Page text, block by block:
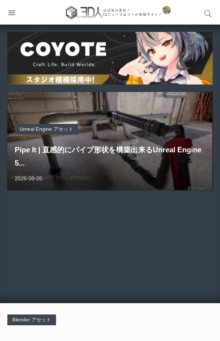
Unreal Engine アセット
Pipe It | 直感的にパイプ形状を構築出来るUnreal Engine
5...
2026-08-05
Unreal Engine アセット
Directive Utilities | ブループリントライブラリやエディタ
ス...
2026-08-03
Unity 本
Unityエフェクトレシピブック パーツを組み合わせて作れ
る | ktk.kum...
2026-08-03
アセット-Asset
SiroinoSotai | 完全無料＆CC0 で商用利用OKなVRChat
向け...
2026-08-02
Blender アドオン
Bioform | 現役臨床医の3DCGアーティストが実際の解剖
学に基づいて構築...
2026-08-01
Blender アセット
サイト内検索